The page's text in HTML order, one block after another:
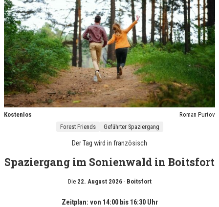
Kostenlos
Roman Purtov
Forest Friends
Geführter Spaziergang
Der Tag wird in französisch
Spaziergang im Sonienwald in Boitsfort
Die 22. August 2026- Boitsfort
Zeitplan: von 14:00 bis 16:30 Uhr